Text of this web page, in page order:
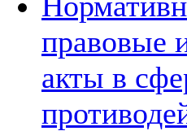
правовые
акты в